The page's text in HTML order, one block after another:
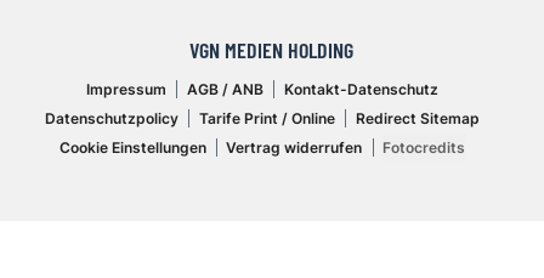
VGN MEDIEN HOLDING
Impressum AGB / ANB
Kontakt-Datenschutz
Datenschutzpolicy
Tarife Print / Online
Redirect Sitemap
Cookie Einstellungen
Vertrag widerrufen Fotocredits